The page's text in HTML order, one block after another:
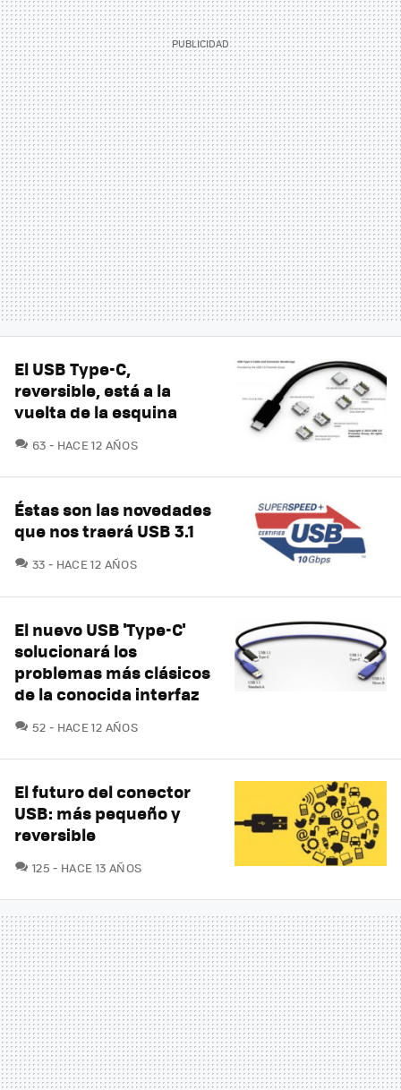
El USB Type-C,
reversible, está a la
vuelta de la esquina
63 COMENTARIOS
HACE 12 AÑOS
Éstas son las novedades
que nos traerá USB 3.1
33 COMENTARIOS
HACE 12 AÑOS
El nuevo USB 'Type-C'
solucionará los
problemas más clásicos
de la conocida interfaz
52 COMENTARIOS
HACE 12 AÑOS
El futuro del conector
USB: más pequeño y
reversible
125 COMENTARIOS
HACE 13 AÑOS